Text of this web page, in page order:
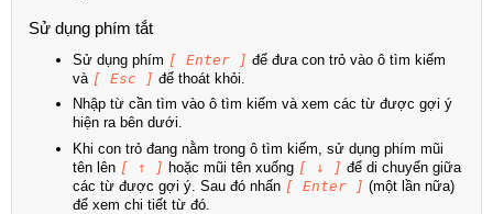
Sử dụng phím tắt
Sử dụng phím [ Enter ] để đưa con trỏ vào ô tìm kiếm
và [ Esc ] để thoát khỏi.
Nhập từ cần tìm vào ô tìm kiếm và xem các từ được gợi ý
hiện ra bên dưới.
Khi con trỏ đang nằm trong ô tìm kiếm, sử dụng phím mũi
tên lên [ ↑ ] hoặc mũi tên xuống [ ↓ ] để di chuyển giữa
các từ được gợi ý. Sau đó nhấn [ Enter ] (một lần nữa)
để xem chi tiết từ đó.